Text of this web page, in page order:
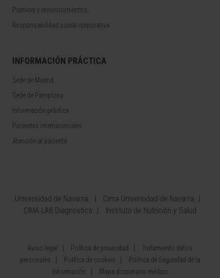
Premios y reconocimientos
Responsabilidad social corporativa
INFORMACIÓN PRÁCTICA
Sede de Madrid
Sede de Pamplona
Información práctica
Pacientes internacionales
Atención al paciente
Universidad de Navarra
Cima Universidad de Navarra
CIMA LAB Diagnostics
Instituto de Nutrición y Salud
Aviso legal Política de privacidad
Tratamiento datos
personales
Política de cookies
Política de Seguridad de la
Información
Mapa diccionario médico